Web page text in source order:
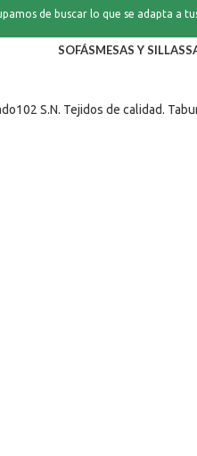
de buscar lo que se adapta a
SOFÁSMESAS Y SILLAS